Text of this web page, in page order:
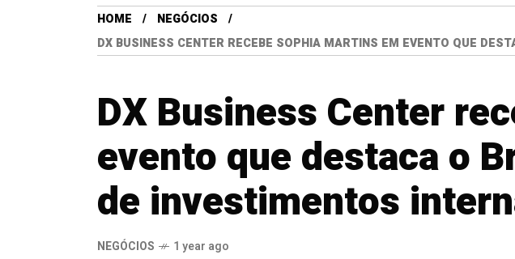
HOME
NEGÓCIOS
DX BUSINESS CENTER RECEBE SOPHIA MARTINS EM EVENTO QUE
DX Business Center
evento que destaca o
de investimentos
NEGÓCIOS 1 year ago